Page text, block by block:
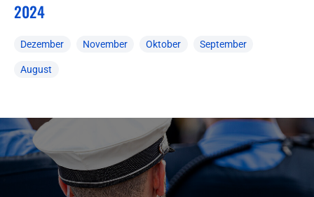
2024
Dezember November Oktober September
August